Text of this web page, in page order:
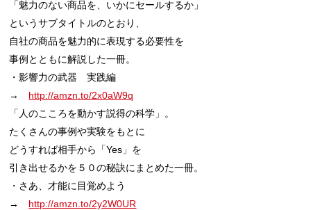
「魅力のない商品を、いかにセールするか」
というサブタイトルのとおり、
自社の商品を魅力的に表現する必要性を
事例とともに解説した一冊。
・影響力の武器　実践編
→ http://amzn.to/2x0aW9q
「人のこころを動かす説得の科学」。
たくさんの事例や実験をもとに
どうすれば相手から「Yes」を
引き出せるかを５０の秘訣にまとめた一冊。
・さあ、才能に目覚めよう
→ http://amzn.to/2y2W0UR